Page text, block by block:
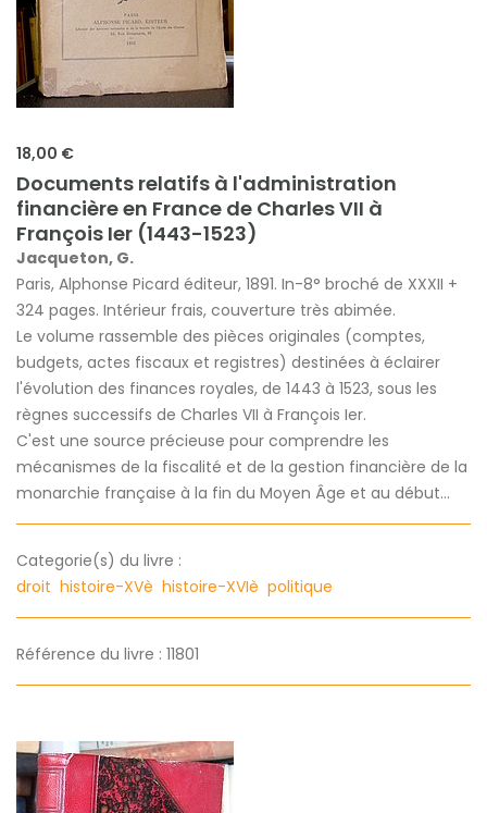
18,00 €
Documents relatifs à l'administration
financière en France de Charles VII à
François Ier (1443-1523)
Jacqueton, G.
Paris, Alphonse Picard éditeur, 1891. In-8° broché de XXXII +
324 pages. Intérieur frais, couverture très abimée.
Le volume rassemble des pièces originales (comptes,
budgets, actes fiscaux et registres) destinées à éclairer
l'évolution des finances royales, de 1443 à 1523, sous les
règnes successifs de Charles VII à François Ier.
C'est une source précieuse pour comprendre les
mécanismes de la fiscalité et de la gestion financière de la
monarchie française à la fin du Moyen Âge et au début...
Categorie(s) du livre :
droit histoire-XVè histoire-XVIè politique
Référence du livre : 11801